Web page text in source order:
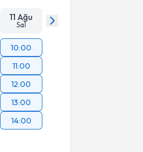
11 Ağu
Sal
10:00
11:00
12:00
13:00
14:00